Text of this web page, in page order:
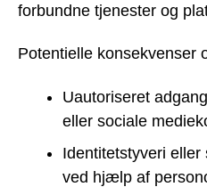
forbundne tjenester og
Potentielle konsekvenser
Uautoriseret
eller sociale
Identitetstyveri
ved hjælp af